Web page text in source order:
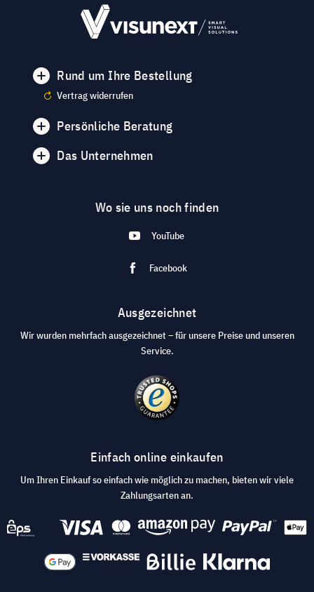
Rund um Ihre Bestellung
Vertrag widerrufen
Persönliche Beratung
Das Unternehmen
Wo sie uns noch finden
YouTube
Facebook
Ausgezeichnet
Wir wurden mehrfach ausgezeichnet – für unsere Preise und unseren
Service.
Einfach online einkaufen
Um Ihren Einkauf so einfach wie möglich zu machen, bieten wir viele
Zahlungsarten an.